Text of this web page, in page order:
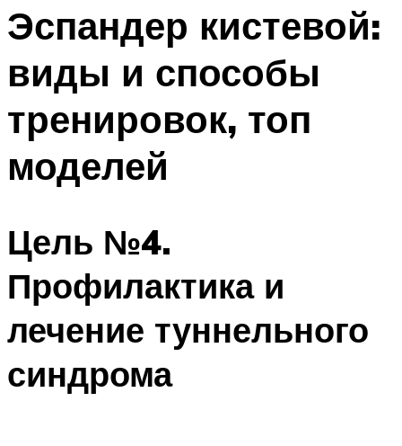
ВЕЛОСИПЕД
ПОХУДЕНИЕ
Эспандер кистевой:
виды и способы
тренировок, топ
моделей
Цель №4.
Профилактика и
лечение туннельного
синдрома